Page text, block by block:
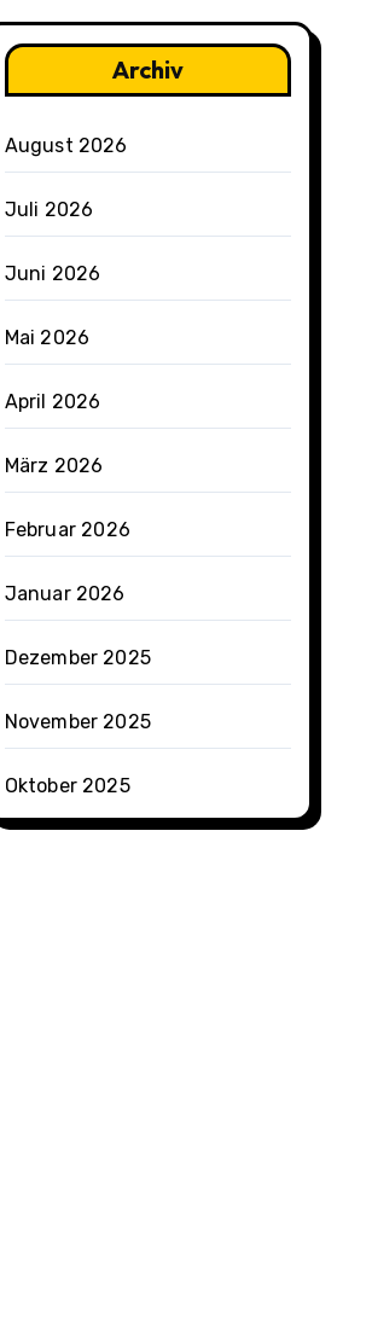
Archiv
August 2026
Juli 2026
Juni 2026
Mai 2026
April 2026
März 2026
Februar 2026
Januar 2026
Dezember 2025
November 2025
Oktober 2025